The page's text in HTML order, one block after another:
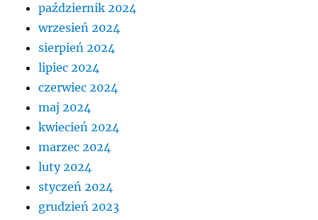
październik 2024
wrzesień 2024
sierpień 2024
lipiec 2024
czerwiec 2024
maj 2024
kwiecień 2024
marzec 2024
luty 2024
styczeń 2024
grudzień 2023